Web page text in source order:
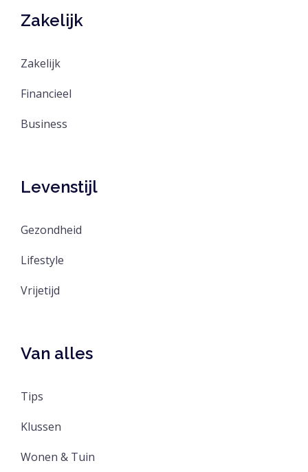
Zakelijk
Zakelijk
Financieel
Business
Levenstijl
Gezondheid
Lifestyle
Vrijetijd
Van alles
Tips
Klussen
Wonen & Tuin